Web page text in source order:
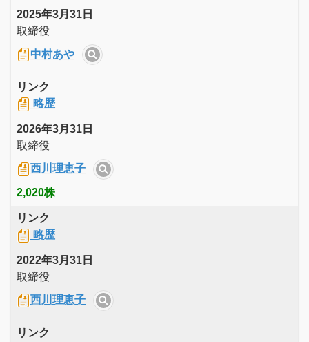
2025年3月31日
取締役
中村あや
リンク
略歴
2026年3月31日
取締役
西川理恵子
2,020株
リンク
略歴
2022年3月31日
取締役
西川理恵子
リンク